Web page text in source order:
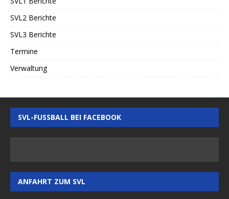
SVL2 Berichte
SVL3 Berichte
Termine
Verwaltung
SVL-FUSSBALL BEI FACEBOOK
ANFAHRT ZUM SVL